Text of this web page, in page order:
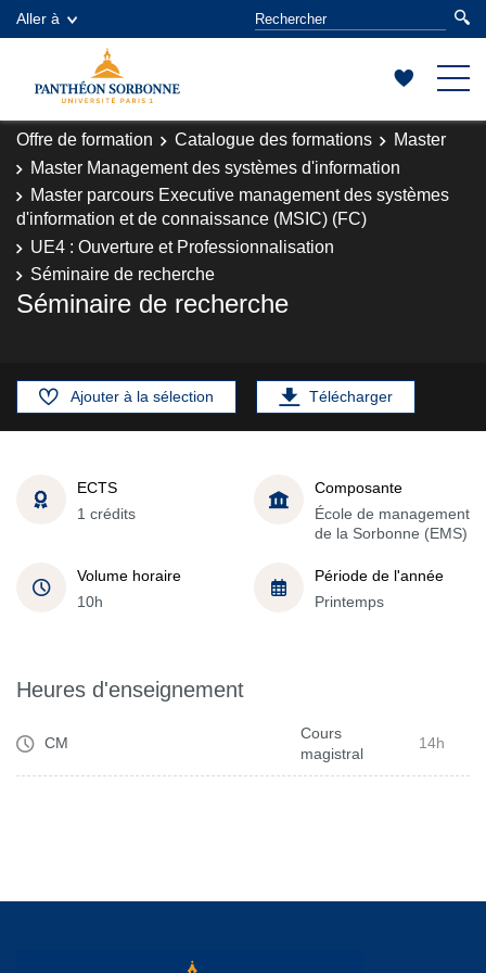
Aller à
Offre de formation Catalogue des formations
Master
Master Management des systèmes d'information
Master parcours Executive management des systèmes
d'information et de connaissance (MSIC) (FC)
UE4 : Ouverture et Professionnalisation
Séminaire de recherche
Séminaire de recherche
Ajouter à la sélection Télécharger
ECTS
1 crédits
Composante
École de management
de la Sorbonne (EMS)
Volume horaire
10h
Période de l'année
Printemps
Heures d'enseignement
CM
Cours
magistral
14h